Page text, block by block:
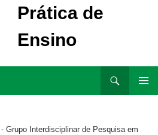
Prática de
Ensino
Grupo Interdisciplinar de Pesquisa em